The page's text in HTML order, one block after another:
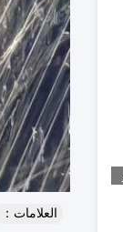
العلامات：